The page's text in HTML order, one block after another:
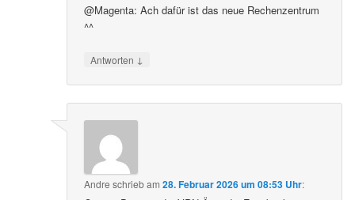
@Magenta: Ach dafür ist das neue Rechenzentrum
^^
Antworten ↓
Andre schriebam28. Februar 2026 um 08:53 Uhr: